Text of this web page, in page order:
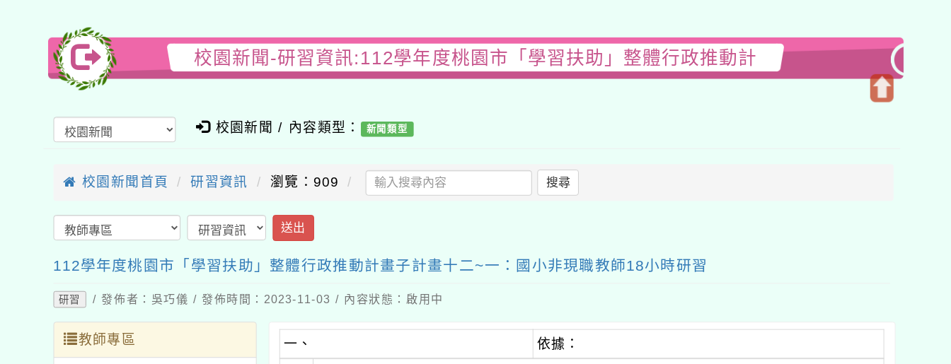
校園新聞-研習資訊:112學年度桃園市「學習扶助」整體行政推動計
校園新聞 / 內容類型： 新聞類型
校園新聞首頁 研習資訊 瀏覽：909 搜尋
送出
112學年度桃園市「學習扶助」整體行政推動計畫子計畫十二~一：國小非現職教師18小時研習
研習 / 發佈者：吳巧儀 / 發佈時間：2023-11-03 / 內容狀態：啟用中
教師專區 一、 依據：